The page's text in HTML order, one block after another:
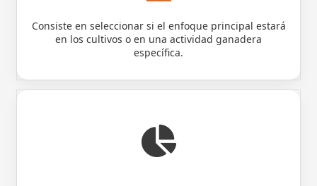
Consiste en seleccionar si el enfoque principal estará
en los cultivos o en una actividad ganadera
específica.